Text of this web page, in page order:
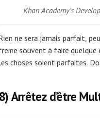
Khan Academy’s
ne sera jamais parfait,
souvent à faire quelque
choses soient parfaites.
8) Arrêtez d’être